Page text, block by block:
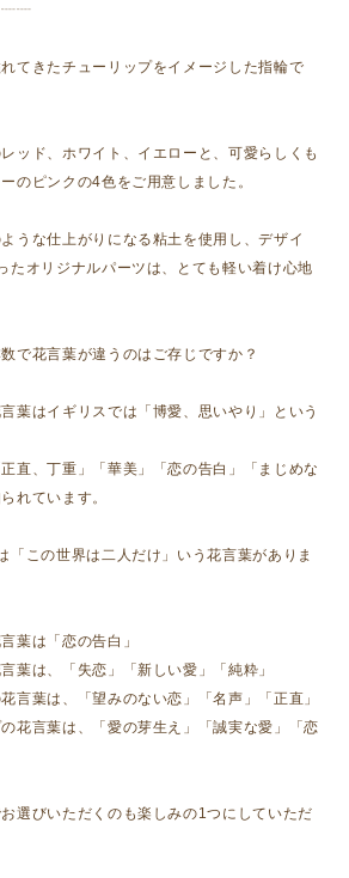
┈┈
てきたチューリップをイメージした指輪で
ッド、ホワイト、イエローと、可愛らしくも
のピンクの4色をご用意しました。
うな仕上がりになる粘土を使用し、デザイ
たオリジナルパーツは、とても軽い着け心地
で花言葉が違うのはご存じですか？
葉はイギリスでは「博愛、思いやり」という
直、丁重」「華美」「恋の告白」「まじめな
れています。
「この世界は二人だけ」いう花言葉がありま
葉は「恋の告白」
葉は、「失恋」「新しい愛」「純粋」
言葉は、「望みのない恋」「名声」「正直」
花言葉は、「愛の芽生え」「誠実な愛」「恋
選びいただくのも楽しみの1つにしていただ